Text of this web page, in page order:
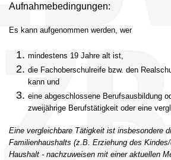
Aufnahmebedingungen:
Es kann aufgenommen werden, wer
mindestens 19 Jahre alt ist,
die Fachoberschulreife bzw. den
kann und
eine abgeschlossene Berufsausbildung
zweijährige Berufstätigkeit oder eine
Eine vergleichbare Tätigkeit ist insbesondere
Familienhaushalts (z.B. Erziehung des
Haushalt - nachzuweisen mit einer aktuellen